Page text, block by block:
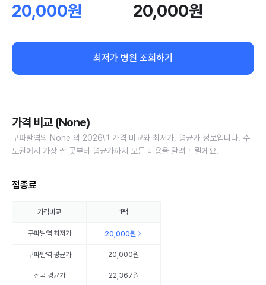
20,000원 20,000원
최저가 병원 조회하기
가격 비교 (None)
구파발역의 None 의 2026년 가격 비교와 최저가, 평균가 정보입니다. 수
도권에서 가장 싼 곳부터 평균가까지 모든 비용을 알려 드릴게요.
접종료
가격비교 1팩
구파발역최저가 20,000원
구파발역평균가 20,000원
전국 평균가 22,367원